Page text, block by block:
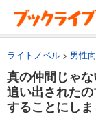
ライトノベル 男性
真の仲間じゃ
追い出された
することにし